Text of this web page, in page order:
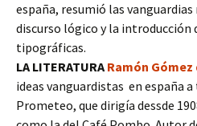
españa, resumió las
discurso lógico y la introducción
tipográficas.
LA LITERATURA Ramón Gómez
ideas vanguardistas en españa
Prometeo, que dirigía dessde